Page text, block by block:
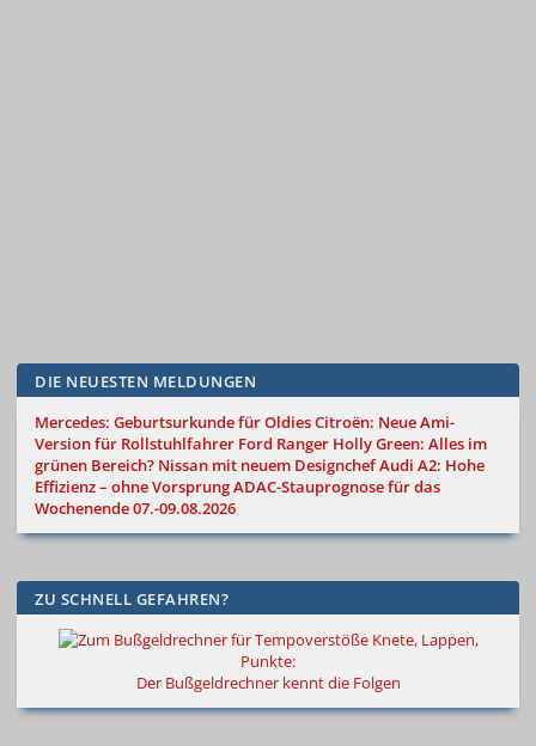
DIE NEUESTEN MELDUNGEN
Mercedes: Geburtsurkunde für OldiesCitroën: Neue Ami-
Version für Rollstuhlfahrer Ford Ranger Holly Green: Alles im
grünen Bereich? Nissan mit neuem DesignchefAudi A2: Hohe
Effizienz – ohne VorsprungADAC-Stauprognose für das
Wochenende 07.-09.08.2026
ZU SCHNELL GEFAHREN?
Knete, Lappen,
Punkte:
Der Bußgeldrechner kennt die Folgen